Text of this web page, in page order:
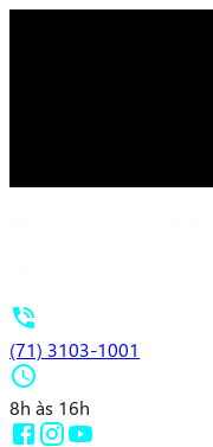
(71) 3103-1001
8h às 16h